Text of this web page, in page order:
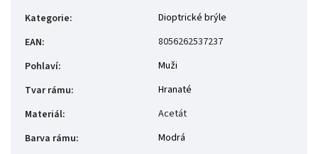
Kategorie:
Dioptrické brýle
EAN:
8056262537237
Pohlaví:
Muži
Tvar rámu:
Hranaté
Materiál:
Acetát
Barva rámu:
Modrá